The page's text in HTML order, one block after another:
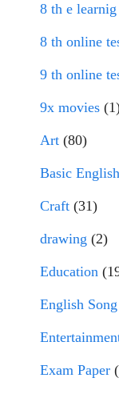
8 th e
8 th online
9 th online
9x movies
Art (80)
Basic English
Craft (31)
drawing (2)
Education
English
Exam Paper